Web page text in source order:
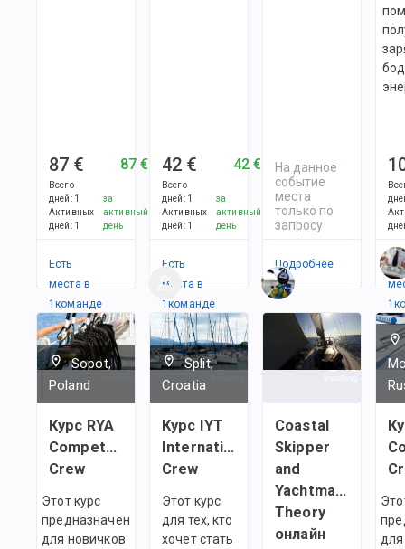
87 €
Всего
дней: 1
Активных
дней: 1
87 €
за
активный
день
Есть
места в
1командe
42 €
Всего
дней: 1
Активных
дней: 1
42 €
за
активный
день
Есть
места в
1командe
На данное
событие
места
только по
запросу
Подробнее
1
Sopot,
Poland
Курс RYA
Competent
Crew
Этот курс
предназначен
для новичков
Split,
Croatia
Курс IYT
International
Crew
Этот курс
для тех, кто
хочет стать
Coastal
Skipper
and
Yachtmaster
Theory
онлайн